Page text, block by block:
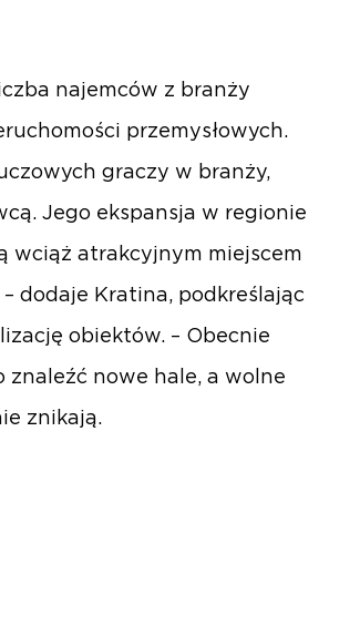
najemców z branży
przemysłowych.
graczy w branży,
Jego ekspansja w regionie
wciąż atrakcyjnym miejscem
dodaje Kratina, podkreślając
obiektów. – Obecnie
nowe hale, a wolne
znikają.